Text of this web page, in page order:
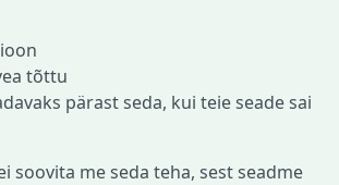
tõttu
pärast seda, kui teie seade sai
soovita me seda teha, sest seadme